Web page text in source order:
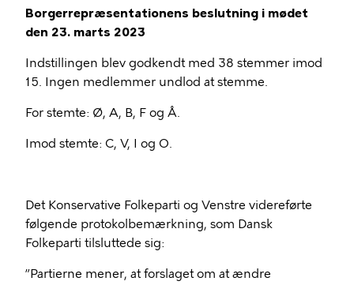
Borgerrepræsentationens beslutning i mødet
den 23. marts 2023
Indstillingen blev godkendt med 38 stemmer imod
15. Ingen medlemmer undlod at stemme.
For stemte: Ø, A, B, F og Å.
Imod stemte: C, V, I og O.
Det Konservative Folkeparti og Venstre videreførte
følgende protokolbemærkning, som Dansk
Folkeparti tilsluttede sig:
”Partierne mener, at forslaget om at ændre